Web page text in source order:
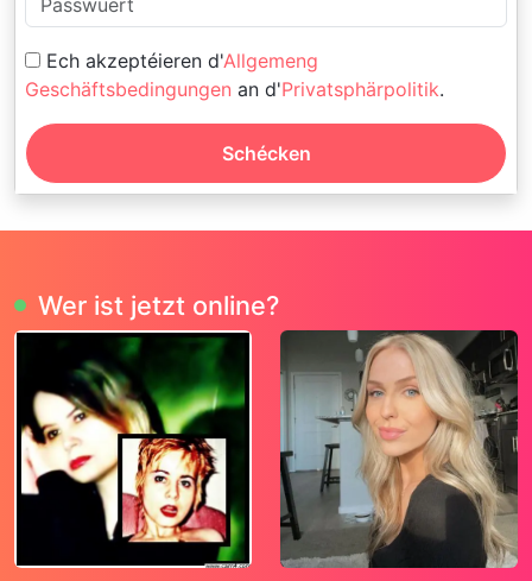
Ech akzeptéieren d'Allgemeng
Geschäftsbedingungen an d'Privatsphärpolitik.
Schécken
Wer ist jetzt online?